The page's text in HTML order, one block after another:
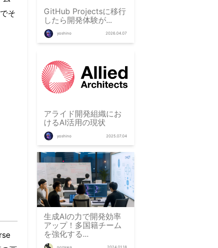
そ
GitHub Projectsに移行
したら開発体験が...
yoshino 2026.04.07
アライド開発組織にお
けるAI活用の現状
yoshino 2025.07.04
生成AIの力で開発効率
アップ！多国籍チーム
を強化する...